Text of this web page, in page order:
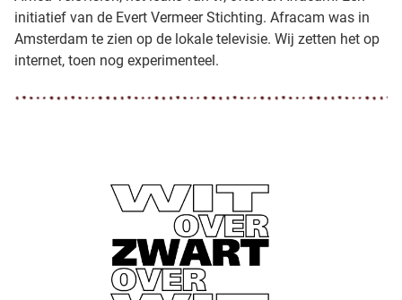
initiatief van de Evert Vermeer Stichting. Afracam was in
Amsterdam te zien op de lokale televisie. Wij zetten het op
internet, toen nog experimenteel.